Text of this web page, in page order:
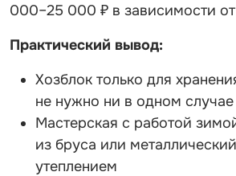
000–25 000 ₽ в зависимости
Практический вывод:
Хозблок только для
не нужно ни в одном случае
Мастерская с работой
из бруса или
утеплением